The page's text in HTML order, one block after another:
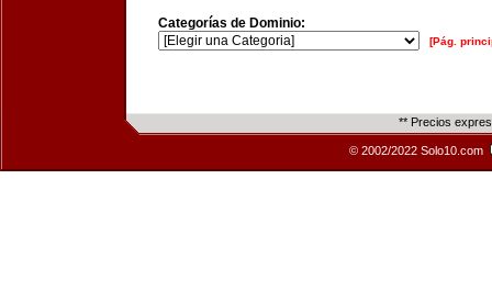
Categorías de Dominio:
[Pág.
** Precios
© 2002/2022 Solo10.com